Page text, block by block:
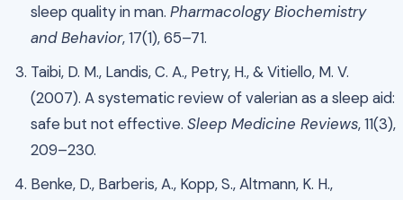
sleep quality in man. Pharmacology Biochemistry
and Behavior, 17(1), 65–71.
Taibi, D. M., Landis, C. A., Petry, H., & Vitiello, M. V.
(2007). A systematic review of valerian as a sleep aid:
safe but not effective. Sleep Medicine Reviews, 11(3),
209–230.
Benke, D., Barberis, A., Kopp, S., Altmann, K. H.,